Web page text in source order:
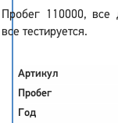
Пробег 110000,
все тестируется.
Артикул
Пробег
Год